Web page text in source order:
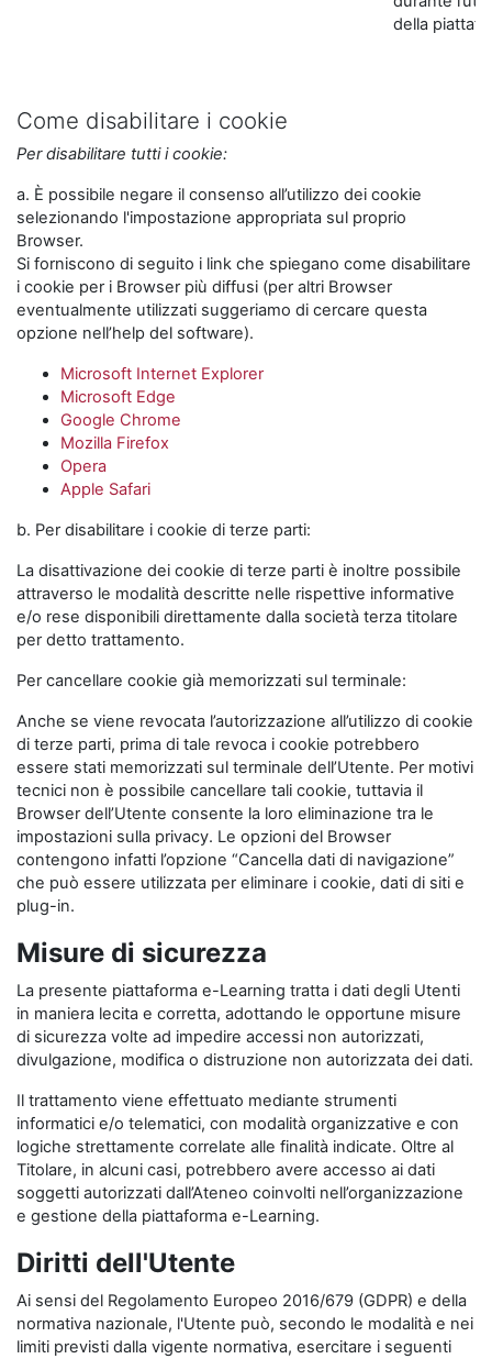
della
Come disabilitare i cookie
Per disabilitare tutti i cookie:
a. È possibile negare il consenso all’utilizzo dei cookie
selezionando l'impostazione appropriata sul proprio
Browser.
Si forniscono di seguito i link che spiegano come disabilitare
i cookie per i Browser più diffusi (per altri Browser
eventualmente utilizzati suggeriamo di cercare questa
opzione nell’help del software).
Microsoft Internet Explorer
Microsoft Edge
Google Chrome
Mozilla Firefox
Opera
Apple Safari
b. Per disabilitare i cookie di terze parti:
La disattivazione dei cookie di terze parti è inoltre possibile
attraverso le modalità descritte nelle rispettive informative
e/o rese disponibili direttamente dalla società terza titolare
per detto trattamento.
Per cancellare cookie già memorizzati sul terminale:
Anche se viene revocata l’autorizzazione all’utilizzo di cookie
di terze parti, prima di tale revoca i cookie potrebbero
essere stati memorizzati sul terminale dell’Utente. Per motivi
tecnici non è possibile cancellare tali cookie, tuttavia il
Browser dell’Utente consente la loro eliminazione tra le
impostazioni sulla privacy. Le opzioni del Browser
contengono infatti l’opzione “Cancella dati di navigazione”
che può essere utilizzata per eliminare i cookie, dati di siti e
plug-in.
Misure di sicurezza
La presente piattaforma e-Learning tratta i dati degli Utenti
in maniera lecita e corretta, adottando le opportune misure
di sicurezza volte ad impedire accessi non autorizzati,
divulgazione, modifica o distruzione non autorizzata dei dati.
Il trattamento viene effettuato mediante strumenti
informatici e/o telematici, con modalità organizzative e con
logiche strettamente correlate alle finalità indicate. Oltre al
Titolare, in alcuni casi, potrebbero avere accesso ai dati
soggetti autorizzati dall’Ateneo coinvolti nell’organizzazione
e gestione della piattaforma e-Learning.
Diritti dell'Utente
Ai sensi del Regolamento Europeo 2016/679 (GDPR) e della
normativa nazionale, l'Utente può, secondo le modalità e nei
limiti previsti dalla vigente normativa, esercitare i seguenti